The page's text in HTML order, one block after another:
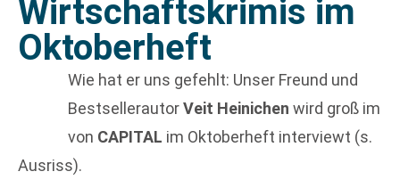
Wirtschaftskrimis im
Oktoberheft
Wie hat er uns gefehlt: Unser Freund und
BestsellerautorVeit Heinichen wird groß im
von CAPITAL im Oktoberheft interviewt (s.
Ausriss).